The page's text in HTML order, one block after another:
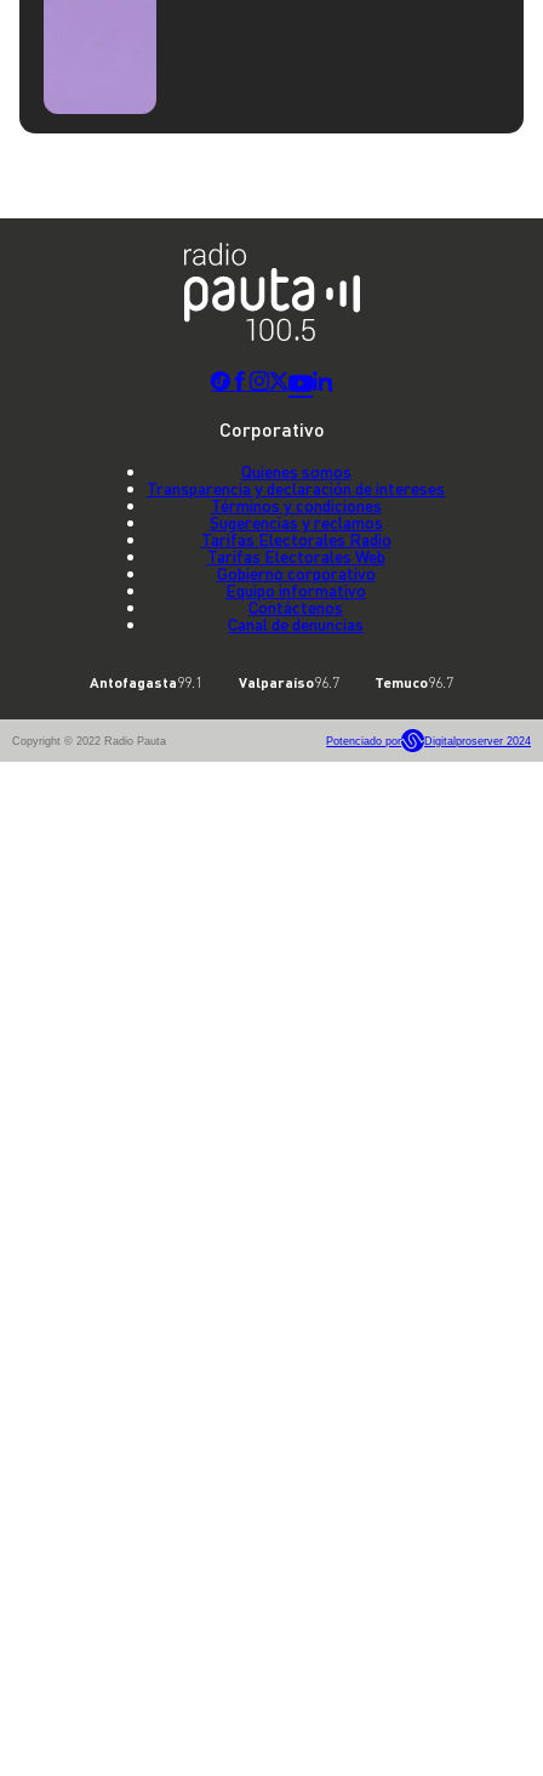
Corporativo
Quienes somos
Transparencia y declaración de intereses
Términos y condiciones
Sugerencias y reclamos
Tarifas Electorales Radio
Tarifas Electorales Web
Gobierno corporativo
Equipo informativo
Contáctenos
Canal de denuncias
Antofagasta99.1 Valparaíso96.7 Temuco96.7
Copyright © 2022 Radio Pauta Potenciado por Digitalproserver 2024